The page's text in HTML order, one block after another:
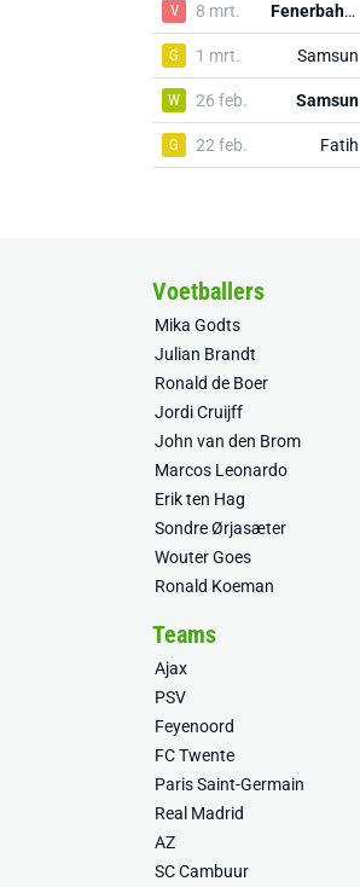
V 8 mrt. Fenerbahçe
G 1 mrt. Samsun
W 26 feb. Samsun
G 22 feb. Fatih
Voetballers
Mika Godts
Julian Brandt
Ronald de Boer
Jordi Cruijff
John van den Brom
Marcos Leonardo
Erik ten Hag
Sondre Ørjasæter
Wouter Goes
Ronald Koeman
Teams
Ajax
PSV
Feyenoord
FC Twente
Paris Saint-Germain
Real Madrid
AZ
SC Cambuur